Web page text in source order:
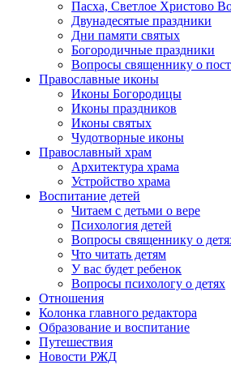
Пасха, Светлое Христово
Двунадесятые праздники
Дни памяти святых
Богородичные праздники
Вопросы священнику о
Православные иконы
Иконы Богородицы
Иконы праздников
Иконы святых
Чудотворные иконы
Православный храм
Архитектура храма
Устройство храма
Воспитание детей
Читаем с детьми о вере
Психология детей
Вопросы священнику о
Что читать детям
У вас будет ребенок
Вопросы психологу о детях
Отношения
Колонка главного редактора
Образование и воспитание
Путешествия
Новости РЖД